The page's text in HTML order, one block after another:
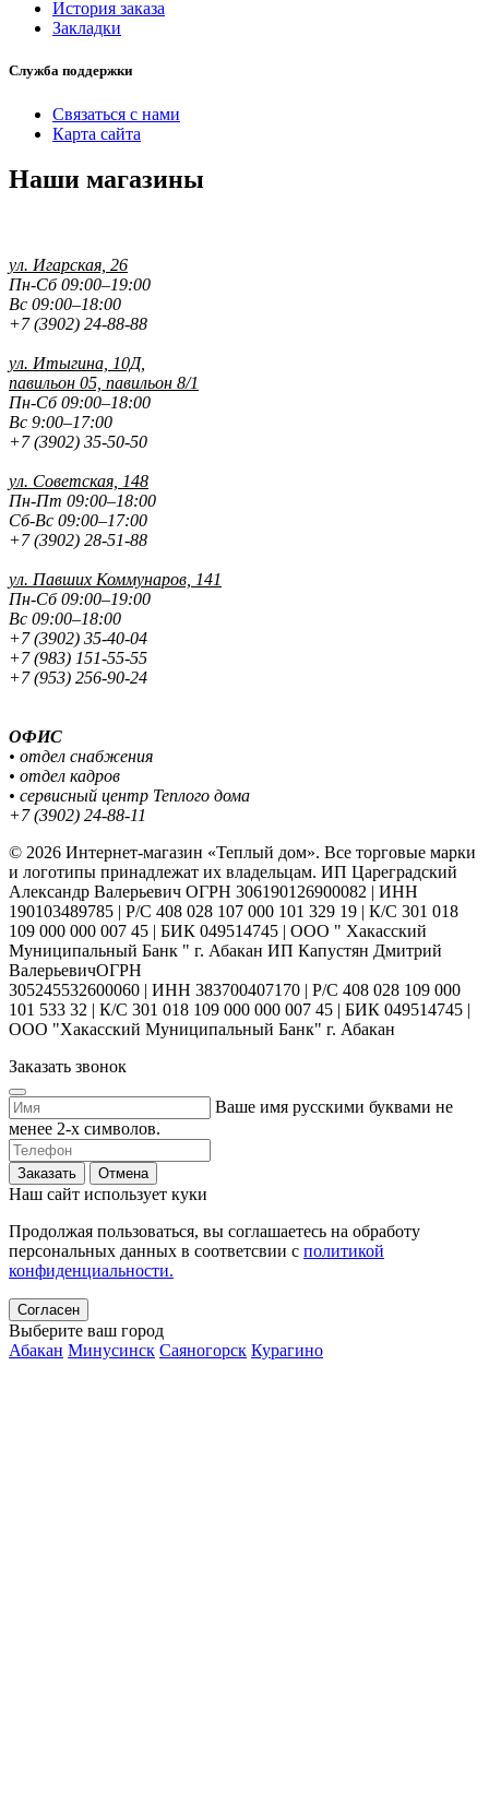
История заказа
Закладки
Служба поддержки
Связаться с нами
Карта сайта
Наши магазины
ул. Игарская, 26
Пн-Сб 09:00–19:00
Вс 09:00–18:00
+7 (3902) 24-88-88
ул. Итыгина, 10Д,
павильон 05, павильон 8/1
Пн-Сб 09:00–18:00
Вс 9:00–17:00
+7 (3902) 35-50-50
ул. Советская, 148
Пн-Пт 09:00–18:00
Сб-Вс 09:00–17:00
+7 (3902) 28-51-88
ул. Павших Коммунаров, 141
Пн-Сб 09:00–19:00
Вс 09:00–18:00
+7 (3902) 35-40-04
+7 (983) 151-55-55
+7 (953) 256-90-24
ОФИС
• отдел снабжения
• отдел кадров
• сервисный центр Теплого дома
+7 (3902) 24-88-11
© 2026 Интернет-магазин «Теплый дом». Все торговые марки
и логотипы принадлежат их владельцам. ИП Цареградский
Александр Валерьевич ОГРН 306190126900082 | ИНН
190103489785 | Р/С 408 028 107 000 101 329 19 | К/С 301 018
109 000 000 007 45 | БИК 049514745 | ООО " Хакасский
Муниципальный Банк " г. Абакан ИП Капустян Дмитрий
ВалерьевичОГРН
305245532600060 | ИНН 383700407170 | Р/С 408 028 109 000
101 533 32 | К/С 301 018 109 000 000 007 45 | БИК 049514745 |
ООО "Хакасский Муниципальный Банк" г. Абакан
Заказать звонок
Ваше имя русскими буквами не
менее 2-х символов.
Заказать Отмена
Наш сайт использует куки
Продолжая пользоваться, вы соглашаетесь на обработу
персональных данных в соответсвии с политикой
конфиденциальности.
Согласен
Выберите ваш город
Абакан Минусинск Саяногорск Курагино